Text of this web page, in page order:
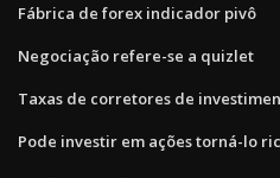
Fábrica de forex indicador pivô
Negociação refere-se a quizlet
Taxas de corretores de
Pode investir em ações torná-lo